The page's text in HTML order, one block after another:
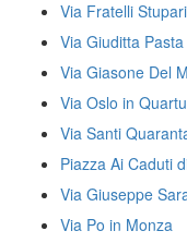
Via Fratelli
Via Giuditta
Via Giasone Del
Via Oslo in
Via Santi
Piazza Ai Caduti
Via Giuseppe
Via Po in Monza